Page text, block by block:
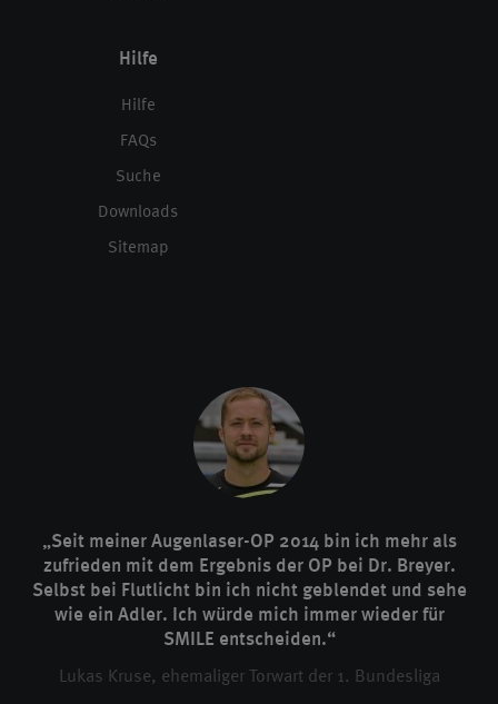
Hilfe
Hilfe
FAQs
Suche
Downloads
Sitemap
„Seit meiner Augenlaser-OP 2014 bin ich mehr als
zufrieden mit dem Ergebnis der OP bei Dr. Breyer.
Selbst bei Flutlicht bin ich nicht geblendet und sehe
wie ein Adler. Ich würde mich immer wieder für
SMILE entscheiden.“
Lukas Kruse, ehemaliger Torwart der 1. Bundesliga